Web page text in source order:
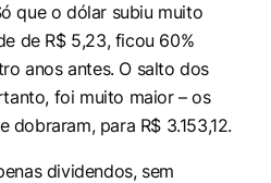
que o dólar subiu muito
de R$ 5,23, ficou 60%
anos antes. O salto dos
foi muito maior – os
dobraram, para R$ 3.153,12.
dividendos, sem